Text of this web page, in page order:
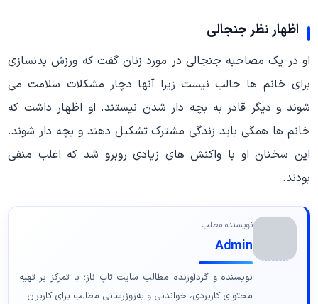
اظهار نظر جنجالی
او در یک مصاحبه جنجالی در مورد زنان گفت که ورزش بدنسازی
برای خانم ها جالب نیست زیرا آنها دچار مشکلات سلامت می
شوند و دیگر قادر به بچه دار شدن نیستند. او اظهار داشت که
خانم ها همگی باید زندگی مشترک تشکیل دهند و بچه دار شوند.
این سخنان او با واکنش های زیادی روبرو شد که اغلب منفی
بودند.
نویسنده مطلب
Admin
نویسنده و گردآورنده مطالب سایت تاپ ناز؛ با تمرکز بر تهیه
محتوای کاربردی، خواندنی و به‌روزرسانی مطالب برای کاربران.